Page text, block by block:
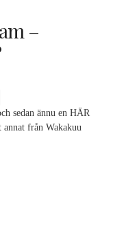
–
sedan ännu en HÄR
annat från Wakakuu